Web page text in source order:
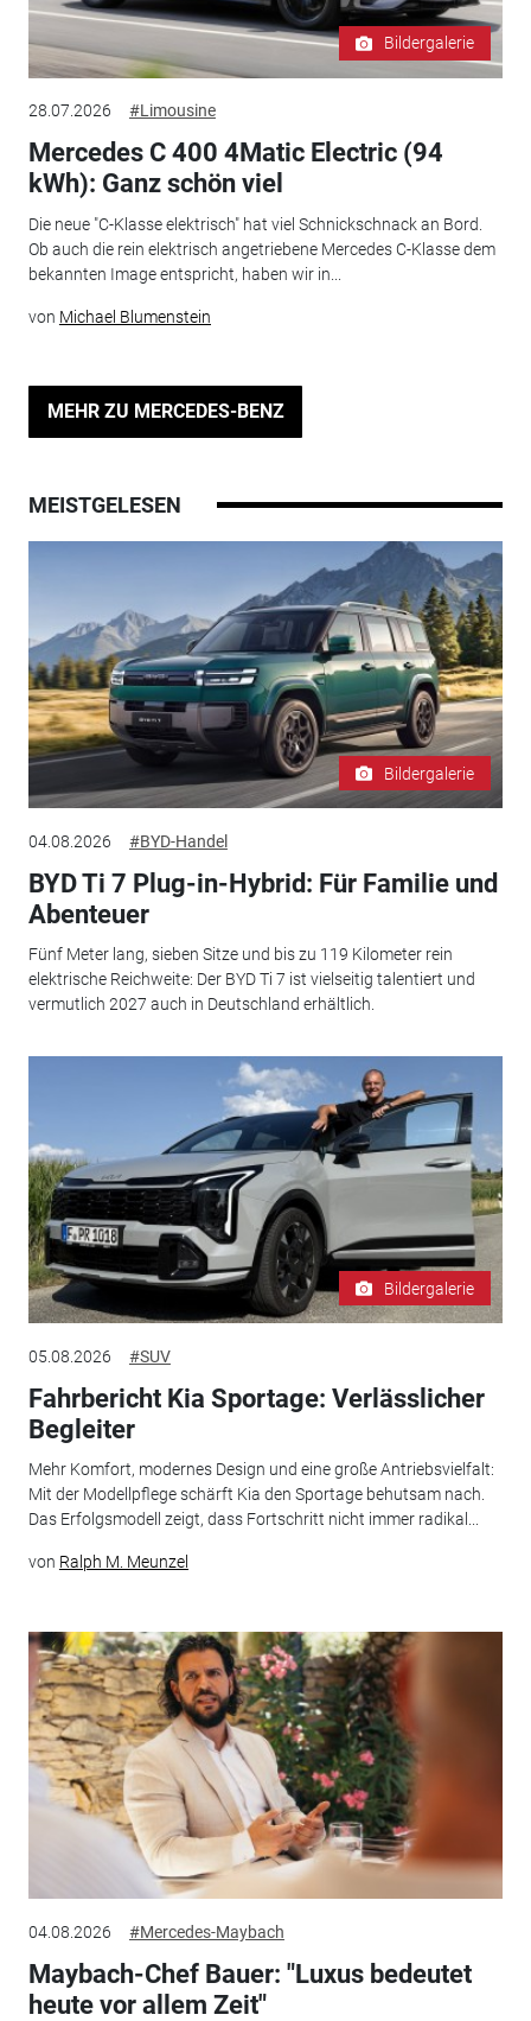
Bildergalerie
28.07.2026 #Limousine
Mercedes C 400 4Matic Electric (94
kWh): Ganz schön viel
Die neue "C-Klasse elektrisch" hat viel Schnickschnack an Bord.
Ob auch die rein elektrisch angetriebene Mercedes C-Klasse dem
bekannten Image entspricht, haben wir in...
von Michael Blumenstein
MEHR ZU MERCEDES-BENZ
MEISTGELESEN
Bildergalerie
04.08.2026 #BYD-Handel
BYD Ti 7 Plug-in-Hybrid: Für Familie und
Abenteuer
Fünf Meter lang, sieben Sitze und bis zu 119 Kilometer rein
elektrische Reichweite: Der BYD Ti 7 ist vielseitig talentiert und
vermutlich 2027 auch in Deutschland erhältlich.
Bildergalerie
05.08.2026 #SUV
Fahrbericht Kia Sportage: Verlässlicher
Begleiter
Mehr Komfort, modernes Design und eine große Antriebsvielfalt:
Mit der Modellpflege schärft Kia den Sportage behutsam nach.
Das Erfolgsmodell zeigt, dass Fortschritt nicht immer radikal...
von Ralph M. Meunzel
04.08.2026 #Mercedes-Maybach
Maybach-Chef Bauer: "Luxus bedeutet
heute vor allem Zeit"